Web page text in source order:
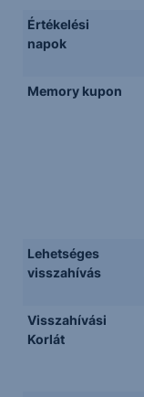
Értékelési
napok
Memory kupon
Lehetséges
visszahívás
Visszahívási
Korlát